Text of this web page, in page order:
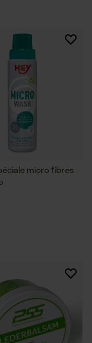
micro fibres